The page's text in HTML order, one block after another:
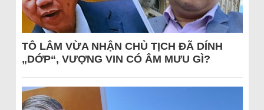
TÔ LÂM VỪA NHẬN CHỦ TỊCH ĐÃ DÍNH
„DỚP“, VƯỢNG VIN CÓ ÂM MƯU GÌ?